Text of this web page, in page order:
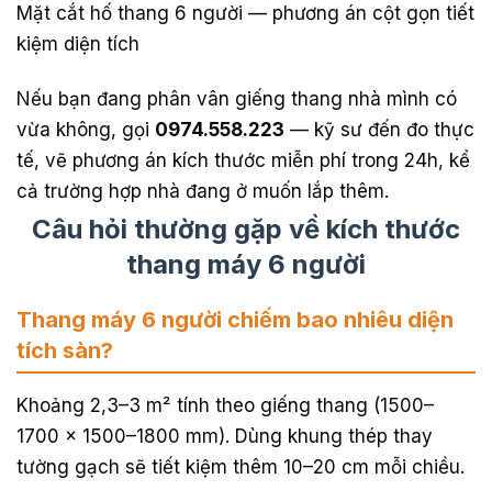
Mặt cắt hố thang 6 người — phương án cột gọn tiết
kiệm diện tích
Nếu bạn đang phân vân giếng thang nhà mình có
vừa không, gọi 0974.558.223 — kỹ sư đến đo thực
tế, vẽ phương án kích thước miễn phí trong 24h, kể
cả trường hợp nhà đang ở muốn lắp thêm.
Câu hỏi thường gặp về kích thước
thang máy 6 người
Thang máy 6 người chiếm bao nhiêu diện
tích sàn?
Khoảng 2,3–3 m² tính theo giếng thang (1500–
1700 × 1500–1800 mm). Dùng khung thép thay
tường gạch sẽ tiết kiệm thêm 10–20 cm mỗi chiều.